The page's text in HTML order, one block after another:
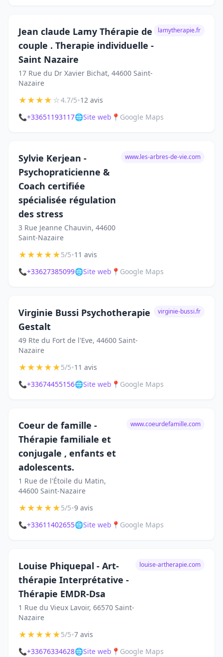
Jean claude Lamy Thérapie de
couple . Therapie individuelle -
Saint Nazaire
17 Rue du Dr Xavier Bichat, 44600 Saint-
Nazaire
lamytherapie.fr
★★★★☆4.7/5•12 avis
📞+33651193117🌐Site web 📍 Google Maps
Sylvie Kerjean -
Psychopraticienne &
Coach certifiée
spécialisée régulation
des stress
3 Rue Jeanne Chauvin, 44600
Saint-Nazaire
www.les-arbres-de-vie.com
★★★★★5/5•11 avis
📞+33627385099🌐Site web 📍 Google Maps
Virginie Bussi Psychotherapie
Gestalt
49 Rte du Fort de l'Eve, 44600 Saint-
Nazaire
virginie-bussi.fr
★★★★★5/5•11 avis
📞+33674455156🌐Site web 📍 Google Maps
Coeur de famille -
Thérapie familiale et
conjugale , enfants et
adolescents.
1 Rue de l'Étoile du Matin,
44600 Saint-Nazaire
www.coeurdefamille.com
★★★★★5/5•9 avis
📞+33611402655🌐Site web 📍 Google Maps
Louise Phiquepal - Art-
thérapie Interprétative -
Thérapie EMDR-Dsa
1 Rue du Vieux Lavoir, 66570 Saint-
Nazaire
louise-artherapie.com
★★★★★5/5•7 avis
📞+33676334628🌐Site web 📍 Google Maps